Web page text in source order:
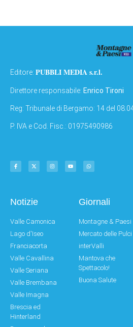
Editore: PUBBLI MEDIA s.r.l.
Direttore responsabile: Enrico Tironi
Reg: Tribunale di Bergamo: 14 del
P. IVA e Cod. Fisc.: 01975490986
Notizie
Valle Camonica
Lago d'Iseo
Franciacorta
Valle Cavallina
Valle Seriana
Valle Brembana
Valle Imagna
Brescia ed
Hinterland
Giornali
Montagne & Paesi
Mercato delle Pulci
interValli
Mantova che
Spettacolo!
Buona Salute